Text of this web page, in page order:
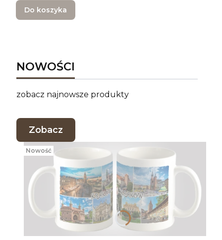
Do koszyka
NOWOŚCI
zobacz najnowsze produkty
Zobacz
Nowość